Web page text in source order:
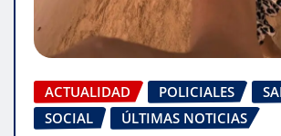
ACTUALIDAD POLICIALES
SOCIAL
ÚLTIMAS NOTICIAS